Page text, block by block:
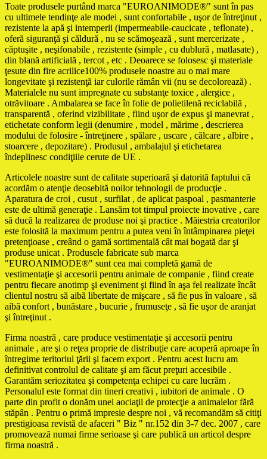
Toate produsele purtând marca "EUROANIMODE®" sunt în pas
cu ultimele tendinţe ale modei , sunt confortabile , uşor de întreţinut ,
rezistente la apă şi intemperii (impermeabile-caucicate , teflonate) ,
oferă siguranţă şi căldură , nu se scămoşează , sunt mercerizate ,
căptuşite , neşifonabile , rezistente (simple , cu dublură , matlasate) ,
din blană artificială , tercot , etc . Deoarece se folosesc şi materiale
ţesute din fire acrilice100% produsele noastre au o mai mare
longevitate şi rezistenţă iar culorile rămân vii (nu se decolorează) .
Materialele nu sunt impregnate cu substanţe toxice , alergice ,
otrăvitoare . Ambalarea se face în folie de polietilenă reciclabilă ,
transparentă , oferind vizibilitate , fiind uşor de expus şi manevrat ,
etichetate conform legii (denumire , model , mărime , descrierea
modului de folosire - întreţinere , spălare , uscare , călcare , albire ,
stoarcere , depozitare) . Produsul , ambalajul şi etichetarea
îndeplinesc condiţiile cerute de UE .
Articolele noastre sunt de calitate superioară şi datorită faptului că
acordăm o atenţie deosebită noilor tehnologii de producţie .
Aparatura de croi , cusut , surfilat , de aplicat paspoal , pasmanterie
este de ultimă generaţie . Lansăm tot timpul proiecte inovative , care
să ducă la realizarea de produse noi şi practice . Măiestria creatorilor
este folosită la maximum pentru a putea veni în întâmpinarea pieţei
pretenţioase , creând o gamă sortimentală cât mai bogată dar şi
produse unicat . Produsele fabricate sub marca
"EUROANIMODE®" sunt cea mai completă gamă de
vestimentaţie şi accesorii pentru animale de companie , fiind create
pentru fiecare anotimp şi eveniment şi fiind în aşa fel realizate încât
clientul nostru să aibă libertate de mişcare , să fie pus în valoare , să
aibă confort , bunăstare , bucurie , frumuseţe , să fie uşor de aranjat
şi întreţinut .
Firma noastră , care produce vestimentaţie şi accesorii pentru
animale , are şi o reţea proprie de distribuţie care acoperă aproape în
întregime teritoriul ţării şi facem export . Pentru acest lucru am
definitivat controlul de calitate şi am făcut preţuri accesibile .
Garantăm seriozitatea şi competenţa echipei cu care lucrăm .
Personalul este format din tineri creativi , iubitori de animale . O
parte din profit o donăm unei aociaţii de protecţie a animalelor fără
stăpân . Pentru o primă impresie despre noi , vă recomandăm să citiţi
prestigioasa revistă de afaceri " Biz " nr.152 din 3-7 dec. 2007 , care
promovează numai firme serioase şi care publică un articol despre
firma noastră .